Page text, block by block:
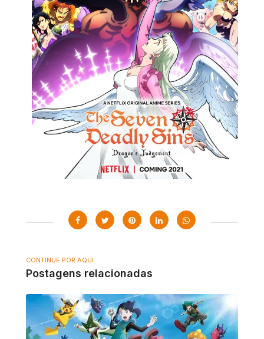
CONTINUE POR AQUI
Postagens relacionadas